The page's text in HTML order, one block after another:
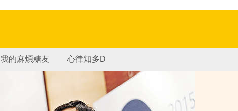
我的麻煩糖友 心律知多D